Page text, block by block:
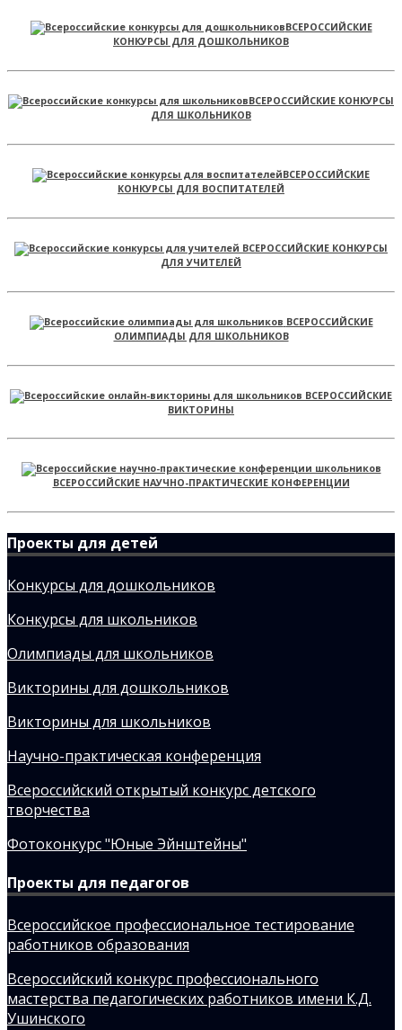
ВСЕРОССИЙСКИЕ
КОНКУРСЫ ДЛЯ ДОШКОЛЬНИКОВ
ВСЕРОССИЙСКИЕ КОНКУРСЫ
ДЛЯ ШКОЛЬНИКОВ
ВСЕРОССИЙСКИЕ
КОНКУРСЫ ДЛЯ ВОСПИТАТЕЛЕЙ
ВСЕРОССИЙСКИЕ КОНКУРСЫ
ДЛЯ УЧИТЕЛЕЙ
ВСЕРОССИЙСКИЕ
ОЛИМПИАДЫ ДЛЯ ШКОЛЬНИКОВ
ВСЕРОССИЙСКИЕ
ВИКТОРИНЫ
ВСЕРОССИЙСКИЕ НАУЧНО-ПРАКТИЧЕСКИЕ КОНФЕРЕНЦИИ
Проекты для детей
Конкурсы для дошкольников
Конкурсы для школьников
Олимпиады для школьников
Викторины для дошкольников
Викторины для школьников
Научно-практическая конференция
Всероссийский открытый конкурс детского
творчества
Фотоконкурс "Юные Эйнштейны"
Проекты для педагогов
Всероссийское профессиональное тестирование
работников образования
Всероссийский конкурс профессионального
мастерства педагогических работников имени К.Д.
Ушинского